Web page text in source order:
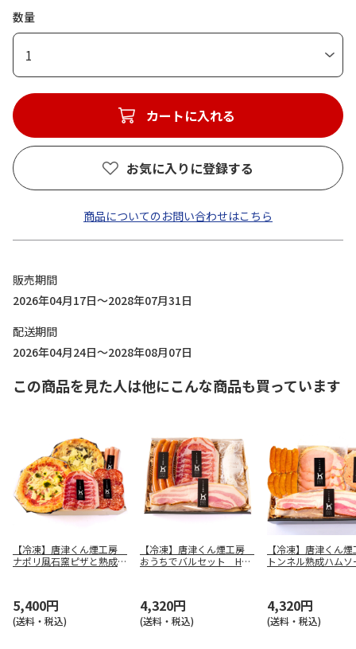
数量
1
カートに入れる
お気に入りに登録する
商品についてのお問い合わせはこちら
販売期間
2026年04月17日～2028年07月31日
配送期間
2026年04月24日～2028年08月07日
この商品を見た人は他にこんな商品も買っています
【冷凍】唐津くん煙工房
ナポリ風石窯ピザと熟成ハ
5,400円
(送料・税込)
【冷凍】唐津くん煙工房
おうちでバルセット HB-
4,320円
(送料・税込)
【冷凍】唐津くん
トンネル熟成ハム
4,320円
(送料・税込)